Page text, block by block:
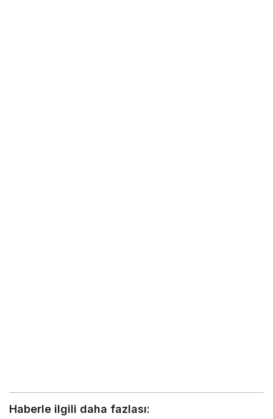
Haberle ilgili daha fazlası: